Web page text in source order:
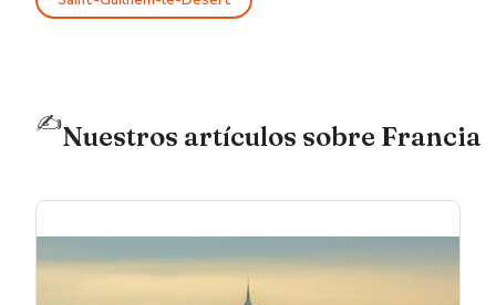
✍️Nuestros artículos sobre Francia